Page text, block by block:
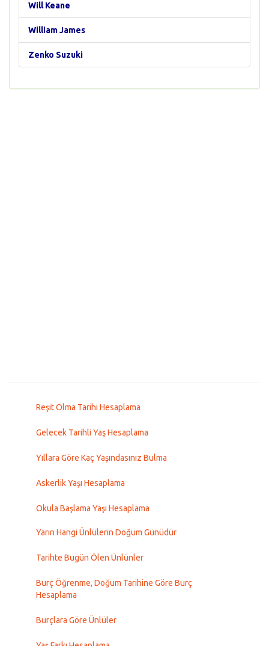
Will Keane
William James
Zenko Suzuki
Reşit Olma Tarihi Hesaplama
Gelecek Tarihli Yaş Hesaplama
Yıllara Göre Kaç Yaşındasınız Bulma
Askerlik Yaşı Hesaplama
Okula Başlama Yaşı Hesaplama
Yarın Hangi Ünlülerin Doğum Günüdür
Tarihte Bugün Ölen Ünlünler
Burç Öğrenme, Doğum Tarihine Göre Burç
Hesaplama
Burçlara Göre Ünlüler